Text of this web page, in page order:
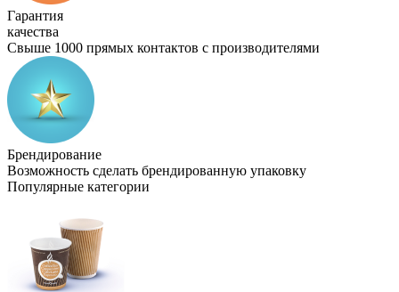
Гарантия
качества
Свыше 1000 прямых контактов с производителями
Брендирование
Возможность сделать брендированную упаковку
Популярные категории